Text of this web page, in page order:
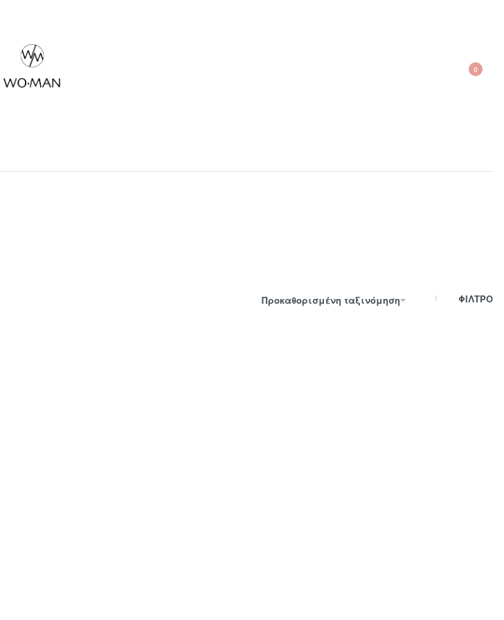
0
Προκαθορισμένη ταξινόμηση ΦΙΛΤΡΟ